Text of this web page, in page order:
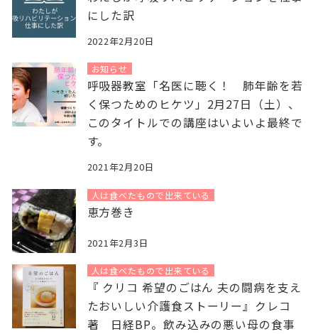
にした訳
2022年2月20日
お知らせ
呼吸器教室「名医に聴く！ 肺年齢を若
く保つためのヒケツ」2月27日（土）、
このタイトルでの講座はいよいよ最終で
す。
2021年2月20日
人は食べたもので出来ている
恵方巻き
2021年2月3日
人は食べたもので出来ている
『 クリコ 希望のごはん 夫の闘病を支え
たおいしい介護食ストーリー』クレコ
著 日経BP。飲み込みの悪い母の食事